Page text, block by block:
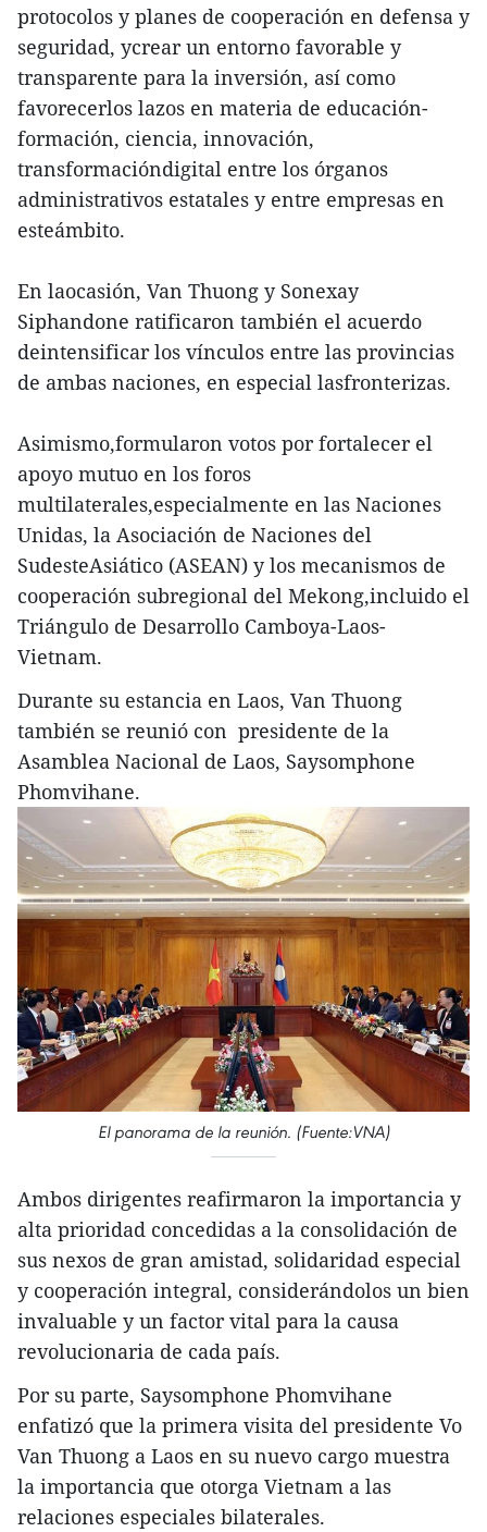
protocolos y planes de cooperación en defensa y
seguridad, ycrear un entorno favorable y
transparente para la inversión, así como
favorecerlos lazos en materia de educación-
formación, ciencia, innovación,
transformacióndigital entre los órganos
administrativos estatales y entre empresas en
esteámbito.
En laocasión, Van Thuong y Sonexay
Siphandone ratificaron también el acuerdo
deintensificar los vínculos entre las provincias
de ambas naciones, en especial lasfronterizas.
Asimismo,formularon votos por fortalecer el
apoyo mutuo en los foros
multilaterales,especialmente en las Naciones
Unidas, la Asociación de Naciones del
SudesteAsiático (ASEAN) y los mecanismos de
cooperación subregional del Mekong,incluido el
Triángulo de Desarrollo Camboya-Laos-
Vietnam.
Durante su estancia en Laos, Van Thuong
también se reunió con presidente de la
Asamblea Nacional de Laos, Saysomphone
Phomvihane.
El panorama de la reunión. (Fuente:VNA)
Ambos dirigentes reafirmaron la importancia y
alta prioridad concedidas a la consolidación de
sus nexos de gran amistad, solidaridad especial
y cooperación integral, considerándolos un bien
invaluable y un factor vital para la causa
revolucionaria de cada país.
Por su parte, Saysomphone Phomvihane
enfatizó que la primera visita del presidente Vo
Van Thuong a Laos en su nuevo cargo muestra
la importancia que otorga Vietnam a las
relaciones especiales bilaterales.